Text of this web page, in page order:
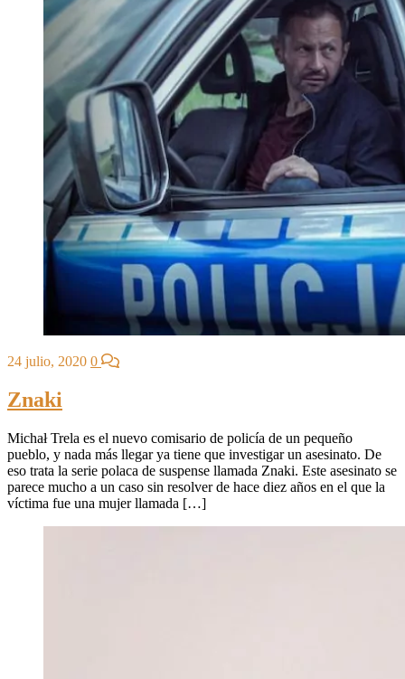
24 julio, 2020 0
Znaki
Michał Trela es el nuevo comisario de policía de un pequeño
pueblo, y nada más llegar ya tiene que investigar un asesinato. De
eso trata la serie polaca de suspense llamada Znaki. Este asesinato se
parece mucho a un caso sin resolver de hace diez años en el que la
víctima fue una mujer llamada […]